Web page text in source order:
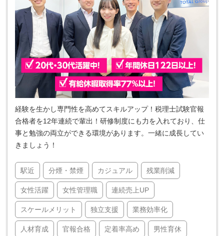
経験を生かし専門性を高めてスキルアップ！税理士試験官報
合格者を12年連続で輩出！研修制度にも力を入れており、仕
事と勉強の両立ができる環境があります。一緒に成長してい
きましょう！
駅近 分煙・禁煙 カジュアル 残業削減
女性活躍 女性管理職 連続売上UP
スケールメリット 独立支援 業務効率化
人材育成 官報合格 定着率高め 男性育休